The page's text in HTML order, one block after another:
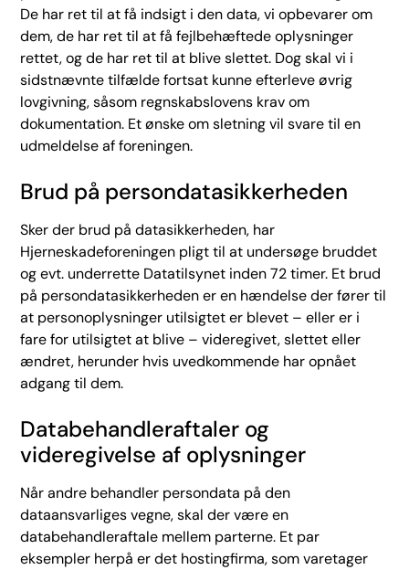
De har ret til at få indsigt i den data, vi opbevarer om
dem, de har ret til at få fejlbehæftede oplysninger
rettet, og de har ret til at blive slettet. Dog skal vi i
sidstnævnte tilfælde fortsat kunne efterleve øvrig
lovgivning, såsom regnskabslovens krav om
dokumentation. Et ønske om sletning vil svare til en
udmeldelse af foreningen.
Brud på persondatasikkerheden
Sker der brud på datasikkerheden, har
Hjerneskadeforeningen pligt til at undersøge bruddet
og evt. underrette Datatilsynet inden 72 timer. Et brud
på persondatasikkerheden er en hændelse der fører til
at personoplysninger utilsigtet er blevet – eller er i
fare for utilsigtet at blive – videregivet, slettet eller
ændret, herunder hvis uvedkommende har opnået
adgang til dem.
Databehandleraftaler og
videregivelse af oplysninger
Når andre behandler persondata på den
dataansvarliges vegne, skal der være en
databehandleraftale mellem parterne. Et par
eksempler herpå er det hostingfirma, som varetager